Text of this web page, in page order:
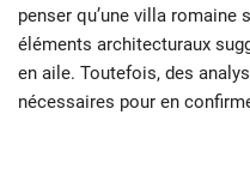
penser qu’une villa romaine
éléments architecturaux
en aile. Toutefois, des
nécessaires pour en